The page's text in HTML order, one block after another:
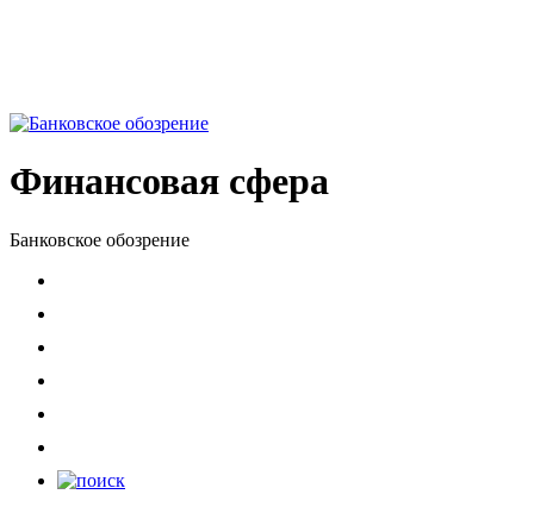
Финансовая сфера
Банковское обозрение